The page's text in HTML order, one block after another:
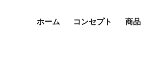
ホーム コンセプト 商品